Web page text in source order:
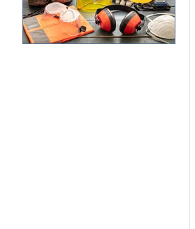
2 m
2 m kábel